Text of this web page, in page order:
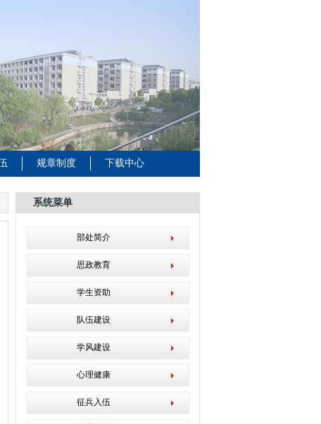
规章制度 下载中心
系统菜单
部处简介
思政教育
学生资助
队伍建设
学风建设
心理健康
征兵入伍